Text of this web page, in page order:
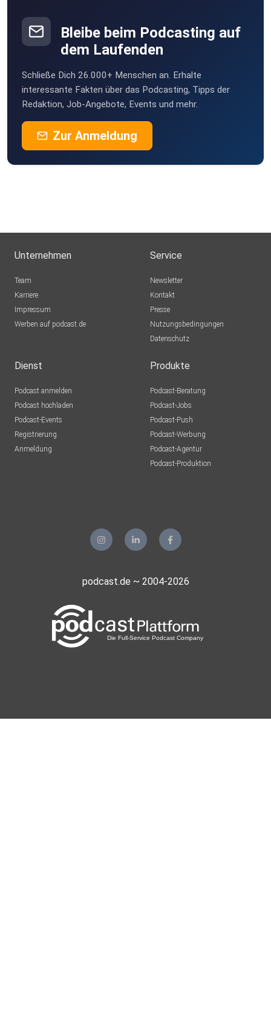
Bleibe beim Podcasting auf
dem Laufenden
Schließe Dich 26.000+ Menschen an. Erhalte
interessante Fakten über das Podcasting, Tipps der
Redaktion, Job-Angebote, Events und mehr.
Zur Anmeldung
Unternehmen
Team
Karriere
Impressum
Werben auf podcast.de
Service
Newsletter
Kontakt
Presse
Nutzungsbedingungen
Datenschutz
Dienst
Podcast anmelden
Podcast hochladen
Podcast-Events
Registrierung
Anmeldung
Produkte
Podcast-Beratung
Podcast-Jobs
Podcast-Push
Podcast-Werbung
Podcast-Agentur
Podcast-Produktion
podcast.de ~ 2004-2026